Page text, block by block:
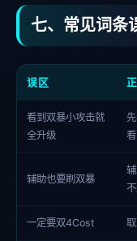
七、常见词条
误区
看到双暴小攻击就
全升级
辅助也要刷双暴
一定要双4Cost